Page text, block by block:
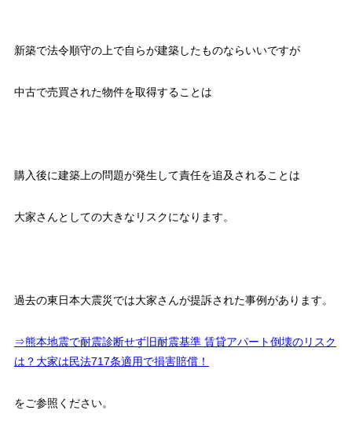
新築で法令順守の上で自らが建築したものならいいですが
中古で売買された物件を取得することは
購入後に建築上の問題が発生して責任を追及されることは
大家さんとしての大きなリスクになります。
過去の東日本大震災では大家さんが提訴された事例があります。
⇒熊本地震で耐震診断せず旧耐震基準 賃貸アパート倒壊のリスク
は？大家は民法717条適用で損害賠償！
をご参照ください。